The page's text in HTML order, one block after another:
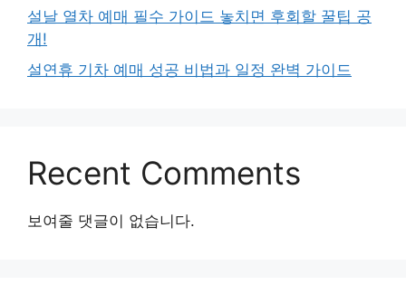
설날 열차 예매 필수 가이드 놓치면 후회할 꿀팁 공
개!
설연휴 기차 예매 성공 비법과 일정 완벽 가이드
Recent Comments
보여줄 댓글이 없습니다.